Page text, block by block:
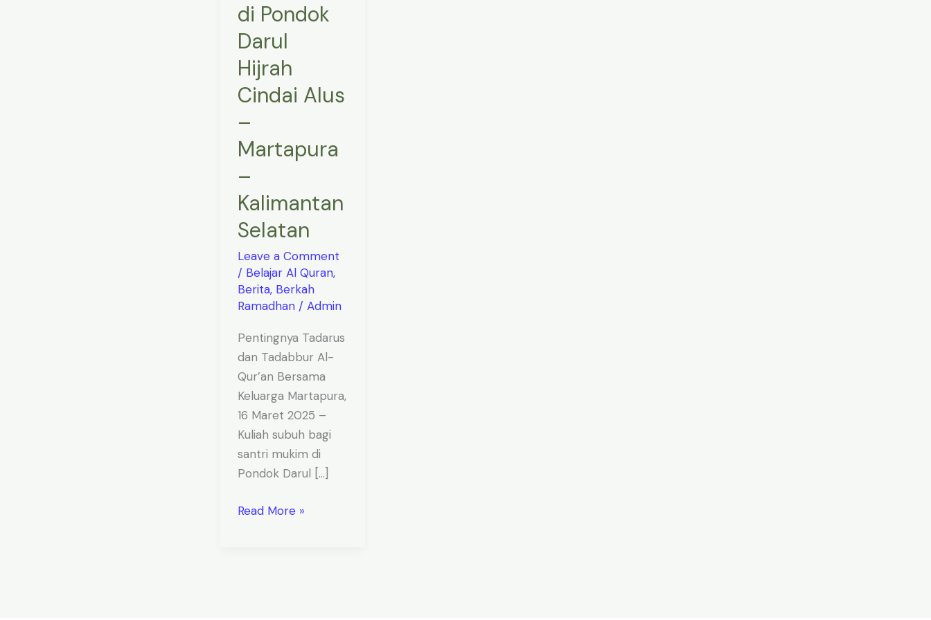
di Pondok
Darul
Hijrah
Cindai Alus
–
Martapura
–
Kalimantan
Selatan
Leave a Comment
/ Belajar Al Quran,
Berita, Berkah
Ramadhan/ Admin
Pentingnya Tadarus
dan Tadabbur Al-
Qur’an Bersama
Keluarga Martapura,
16 Maret 2025 –
Kuliah subuh bagi
santri mukim di
Pondok Darul […]
–
Kalimantan
Selatan
Read More »